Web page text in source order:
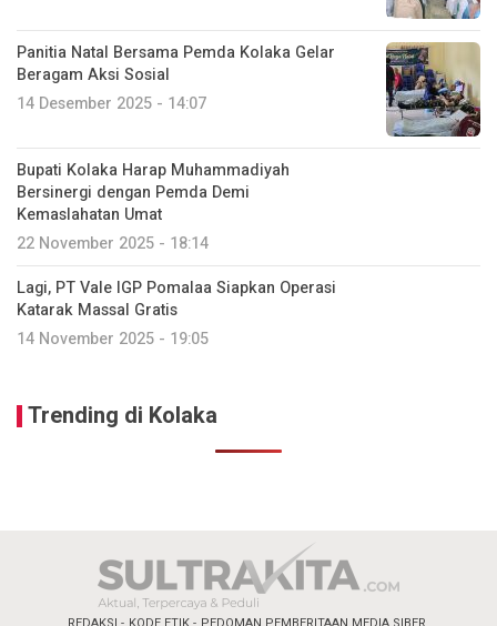
Panitia Natal Bersama Pemda Kolaka Gelar
Beragam Aksi Sosial
14 Desember 2025 - 14:07
Bupati Kolaka Harap Muhammadiyah
Bersinergi dengan Pemda Demi
Kemaslahatan Umat
22 November 2025 - 18:14
Lagi, PT Vale IGP Pomalaa Siapkan Operasi
Katarak Massal Gratis
14 November 2025 - 19:05
Trending di Kolaka